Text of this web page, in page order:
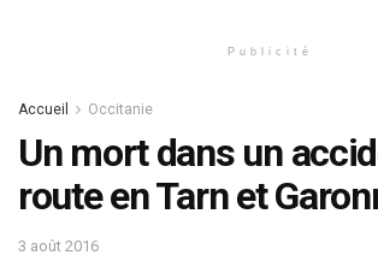
Publicité
Accueil Occitanie
Un mort dans un
route en Tarn et
3 août 2016